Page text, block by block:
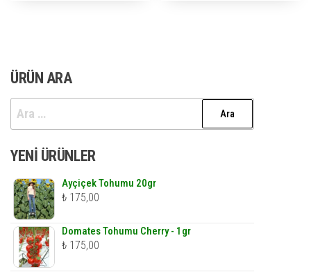
seçilebilir
ÜRÜN ARA
Arama:
YENI ÜRÜNLER
Ayçiçek Tohumu 20gr
₺ 175,00
Domates Tohumu Cherry - 1gr
₺ 175,00